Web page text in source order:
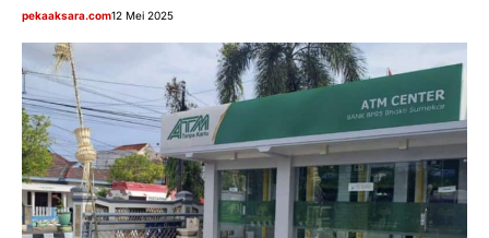
pekaaksara.com12 Mei 2025